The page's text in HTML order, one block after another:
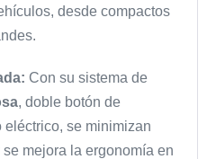
desde compactos
Con su sistema de
, doble botón de
se minimizan
mejora la ergonomía en